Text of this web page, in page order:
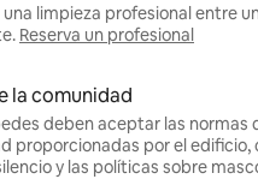
limpieza profesional entre
Reserva un profesional
la comunidad
deben aceptar las normas
proporcionadas por el edificio,
y las políticas sobre